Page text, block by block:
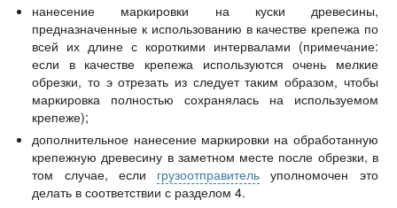
нанесение маркировки на куски древесины,
предназначенные к использованию в качестве крепежа по
всей их длине с короткими интервалами (примечание:
если в качестве крепежа используются очень мелкие
обрезки, то э отрезать из следует таким образом, чтобы
маркировка полностью сохранялась на используемом
крепеже);
дополнительное нанесение маркировки на обработанную
крепежную древесину в заметном месте после обрезки, в
том случае, если грузоотправитель уполномочен это
делать в соответствии с разделом 4.